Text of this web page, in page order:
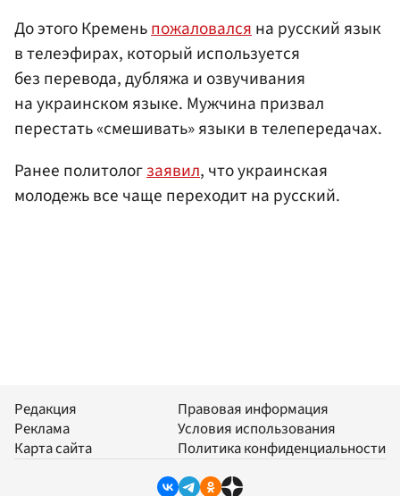
До этого Кременьпожаловалсяна русский язык
в телеэфирах, который используется
без перевода, дубляжа и озвучивания
на украинском языке. Мужчина призвал
перестать «смешивать» языки в телепередачах.
Ранее политологзаявил, что украинская
молодежь все чаще переходит на русский.
Редакция
Реклама
Карта сайта
Правовая информация
Условия использования
Политика конфиденциальности